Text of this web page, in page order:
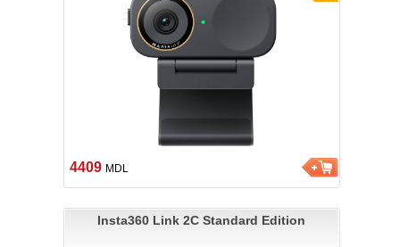
4409 MDL
Insta360 Link 2C Standard Edition